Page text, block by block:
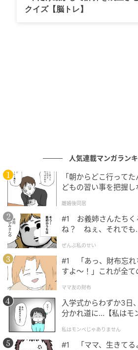
JR岐阜駅北口の広場に立つ、黄金の信長像。“岐
補から信長が選んだという説もあるそう
金色の鳥居が目を引く「金神
境内の南側に立つ金の鳥居
まずは岐阜駅から歩いて、地元で“
クイズ【脳トレ】
人気連載マンガラン
「朝からどこ行って
どもの習い事を把握し
離婚後同居
#1 お義姉さんたちく
ね？ ねぇ、それでも
ぜんぶ私のせい
#1 「あっ、財布忘れ
すよ〜！」これが全
ママ友の財布
入学式からわずか3日
分かれ道に…【私はモ
私はモンペじゃありません
#1 「ママ、生きてる